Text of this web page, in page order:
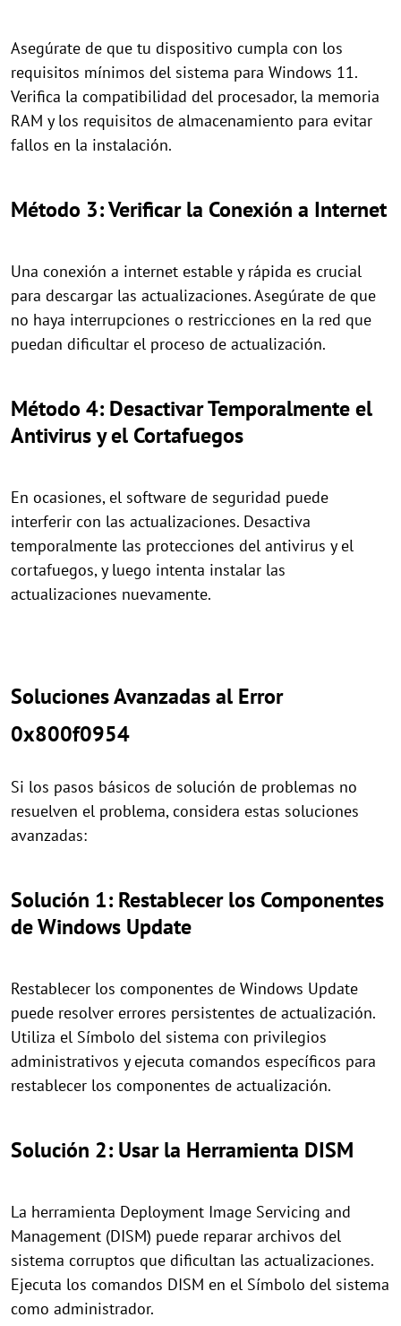
Asegúrate de que tu dispositivo cumpla con los
requisitos mínimos del sistema para Windows 11.
Verifica la compatibilidad del procesador, la memoria
RAM y los requisitos de almacenamiento para evitar
fallos en la instalación.
Método 3: Verificar la Conexión a Internet
Una conexión a internet estable y rápida es crucial
para descargar las actualizaciones. Asegúrate de que
no haya interrupciones o restricciones en la red que
puedan dificultar el proceso de actualización.
Método 4: Desactivar Temporalmente el
Antivirus y el Cortafuegos
En ocasiones, el software de seguridad puede
interferir con las actualizaciones. Desactiva
temporalmente las protecciones del antivirus y el
cortafuegos, y luego intenta instalar las
actualizaciones nuevamente.
Soluciones Avanzadas al Error
0x800f0954
Si los pasos básicos de solución de problemas no
resuelven el problema, considera estas soluciones
avanzadas:
Solución 1: Restablecer los Componentes
de Windows Update
Restablecer los componentes de Windows Update
puede resolver errores persistentes de actualización.
Utiliza el Símbolo del sistema con privilegios
administrativos y ejecuta comandos específicos para
restablecer los componentes de actualización.
Solución 2: Usar la Herramienta DISM
La herramienta Deployment Image Servicing and
Management (DISM) puede reparar archivos del
sistema corruptos que dificultan las actualizaciones.
Ejecuta los comandos DISM en el Símbolo del sistema
como administrador.